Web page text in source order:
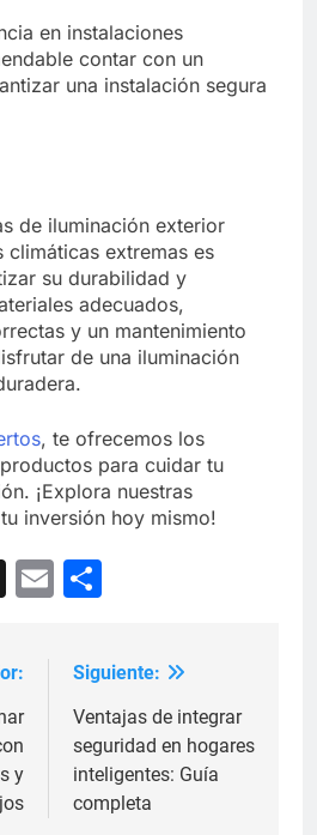
en instalaciones
contar con un
una instalación segura
de iluminación exterior
extremas es
su durabilidad y
adecuados,
y un mantenimiento
de una iluminación
, te ofrecemos los
para cuidar tu
¡Explora nuestras
inversión hoy mismo!
X Email
y
Siguiente:
Ventajas de integrar
seguridad en hogares
inteligentes: Guía
completa